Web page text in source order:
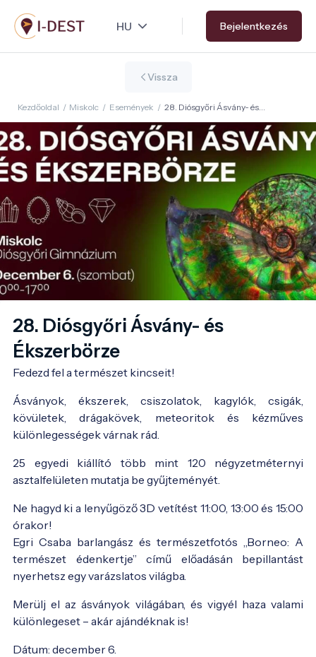
Ugrás
a
tartalomra
Bejelentkezés
Vissza
Kezdőoldal / Miskolc / Események / 28. Diósgyőri Ásvány- és
Ékszerbörze
28. Diósgyőri Ásvány- és
Ékszerbörze
Fedezd fel a természet kincseit!
Ásványok, ékszerek, csiszolatok, kagylók, csigák,
kövületek, drágakövek, meteoritok és kézműves
különlegességek várnak rád.
25 egyedi kiállító több mint 120 négyzetméternyi
asztalfelületen mutatja be gyűjteményét.
Ne hagyd ki a lenyűgöző 3D vetítést 11:00, 13:00 és 15:00
órakor!
Egri Csaba barlangász és természetfotós „Borneo: A
természet édenkertje” című előadásán bepillantást
nyerhetsz egy varázslatos világba.
Merülj el az ásványok világában, és vigyél haza valami
különlegeset – akár ajándéknak is!
Dátum: december 6.